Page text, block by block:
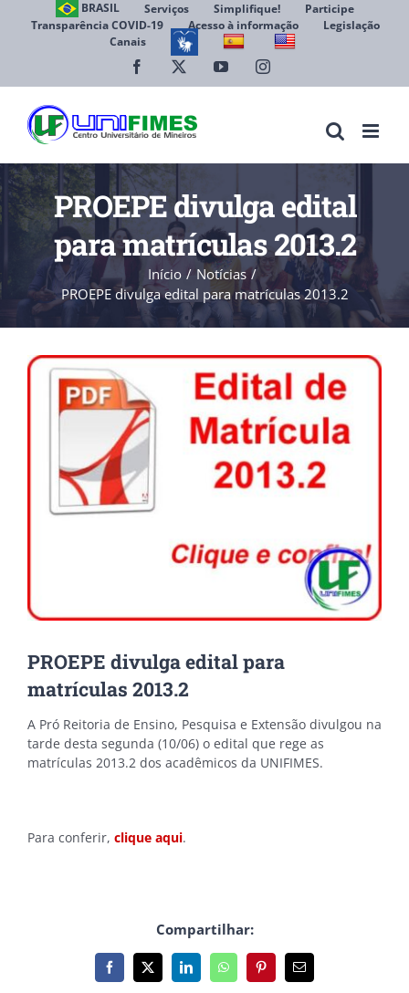
BRASIL Serviços Simplifique!
Participe
Transparência COVID-19
Acesso à informação
Legislação
Canais
Facebook YouTubeInstagram
PROEPE divulga edital
para matrículas 2013.2
Início
Notícias
PROEPE divulga edital para matrículas 2013.2
View
Larger
PROEPE divulga edital para
matrículas 2013.2
A Pró Reitoria de Ensino, Pesquisa e Extensão divulgou na
tarde desta segunda (10/06) o edital que rege as
matrículas 2013.2 dos acadêmicos da UNIFIMES.
Para conferir, clique aqui.
Compartilhar:
Facebook
X LinkedInWhatsAppPinterest
E-
mail